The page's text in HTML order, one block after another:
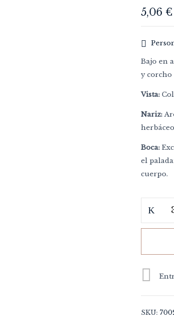
5,06 €
Bajo en
y
Vista:
Nariz:
Boca:
el
cuerpo.
SKU:
Guarda mi nombre,
vez que comente.